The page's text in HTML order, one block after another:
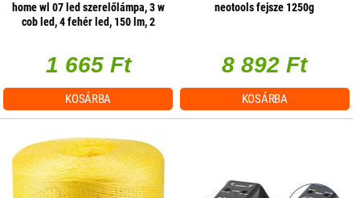
home wl 07 led szerelőlámpa, 3 w
cob led, 4 fehér led, 150 lm, 2
1 665 Ft
KOSÁRBA
neotools fejsze 1250g
8 892 Ft
KOSÁRBA